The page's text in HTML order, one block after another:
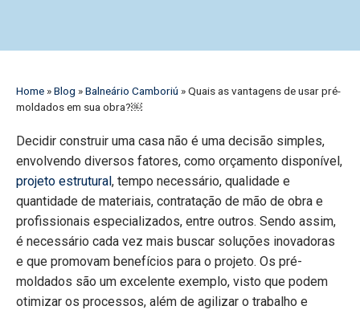
Home »Blog »Balneário Camboriú »Quais as vantagens de usar pré-
moldados em sua obra?￼
Decidir construir uma casa não é uma decisão simples,
envolvendo diversos fatores, como orçamento disponível,
projeto estrutural, tempo necessário, qualidade e
quantidade de materiais, contratação de mão de obra e
profissionais especializados, entre outros. Sendo assim,
é necessário cada vez mais buscar soluções inovadoras
e que promovam benefícios para o projeto. Os pré-
moldados são um excelente exemplo, visto que podem
otimizar os processos, além de agilizar o trabalho e